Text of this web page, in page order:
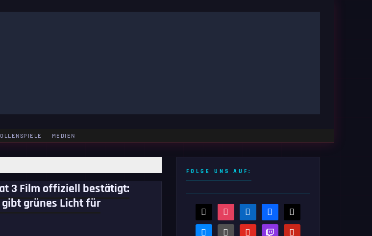
MEDIEN
3 Film offiziell bestätigt:
gibt grünes Licht für
FOLGE UNS AUF:
threads instagramlinkedin facebook
bluesky steam-
youtubetwitch pinterest